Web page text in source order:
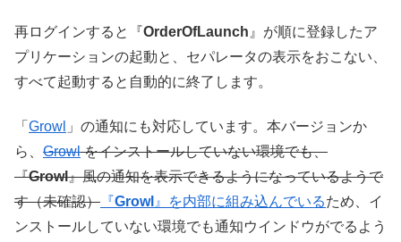
再ログインすると『OrderOfLaunch 』が順に登録したア
プリケーションの起動と、セパレータの表示をおこない、
すべて起動すると自動的に終了します。
「 Growl 」の通知にも対応しています。本バージョンか
ら、 Growlをインストールしていない環境でも、
『Growl』風の通知を表示できるようになっているようで
す（未確認） 『Growl 』を内部に組み込んでいるため、イ
ンストールしていない環境でも通知ウインドウがでるよう